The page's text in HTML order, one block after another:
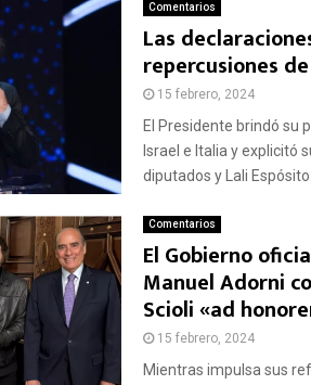
Comentarios
Las
repercusiones
15 febrero, 2024
El Presidente brindó su
Israel e Italia y explicitó
diputados y Lali
Comentarios
El Gobierno
Manuel Adorni
Scioli «ad
15 febrero, 2024
Mientras impulsa sus